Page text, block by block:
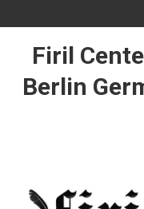
Firil
Berlin